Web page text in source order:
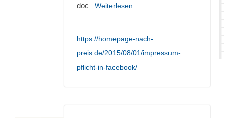
doc ...Weiterlesen
https://homepage-nach-
preis.de/2015/08/01/impressum-
pflicht-in-facebook/